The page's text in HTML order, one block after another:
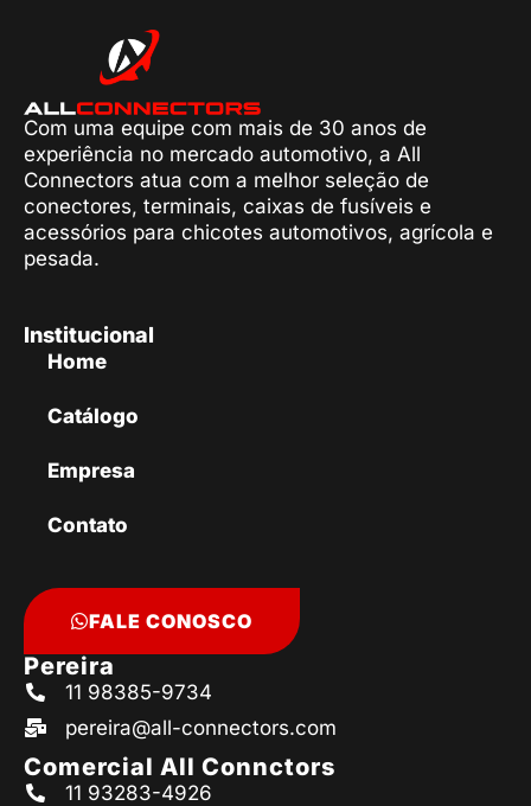
Com uma equipe com mais de 30 anos de
experiência no mercado automotivo, a All
Connectors atua com a melhor seleção de
conectores, terminais, caixas de fusíveis e
acessórios para chicotes automotivos, agrícola e
pesada.
Institucional
Home
Catálogo
Empresa
Contato
FALE CONOSCO
Pereira
11 98385-9734
pereira@all-connectors.com
Comercial All Connctors
11 93283-4926